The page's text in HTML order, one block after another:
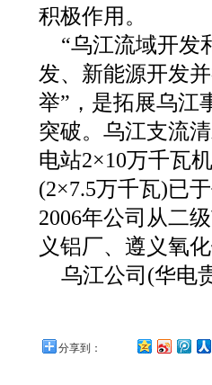
积极作用。
“乌江流域开发
发、新能源开发
举”，是拓展乌江
突破。乌江支流
电站2×10万千瓦
(2×7.5万千瓦)已
2006年公司从二
义铝厂、遵义氧
乌江公司(华电
分享到：